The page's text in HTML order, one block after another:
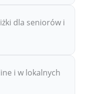
dla seniorów i
i w lokalnych